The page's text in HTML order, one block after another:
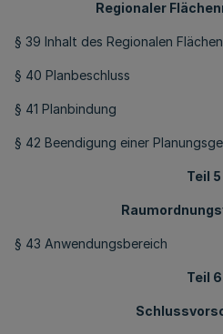
Regionaler
§ 39 Inhalt des Regionalen
§ 40 Planbeschluss
§ 41 Planbindung
§ 42 Beendigung einer
Teil 5
§ 43 Anwendungsbereich
Teil 6